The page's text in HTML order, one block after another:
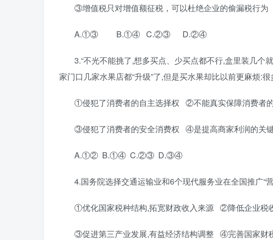
③增值税只对增值额征税，可以杜绝企业的偷漏税行
A.①③ B.①④ C.②③ D.②④
3.“不光不能挑了,想多买点、少买点都不行,盒里装几个
家门口几家水果店都“升级”了,但是买水果却比以前更麻烦:
①侵犯了消费者的自主选择权 ②不能真实保障消费者
③侵犯了消费者的安全消费权 ④是提高商家利润的关
A.①② B.①④ C.②③ D.③④
4.国务院选择交通运输业和6个现代服务业在全国推广“
①优化国家税种结构,拓宽财政收入来源 ②降低企业税
③促进第三产业发展,有益经济结构调整 ④完善国家财